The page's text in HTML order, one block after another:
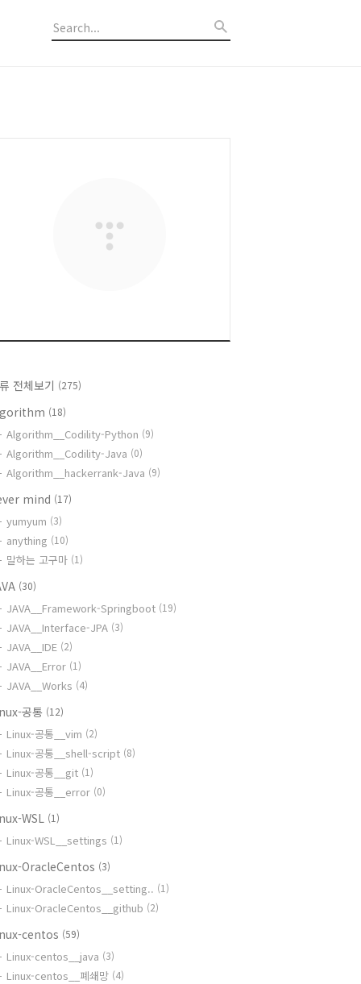
전체보기 (275)
(18)
Algorithm__Codility-Python (9)
Algorithm__Codility-Java (0)
Algorithm__hackerrank-Java (9)
mind (17)
yumyum (3)
anything (10)
말하는 고구마 (1)
(30)
JAVA__Framework-Springboot (19)
JAVA__Interface-JPA (3)
JAVA__IDE (2)
JAVA__Error (1)
JAVA__Works (4)
공통 (12)
Linux-공통__vim (2)
Linux-공통__shell-script (8)
Linux-공통__git (1)
Linux-공통__error (0)
WSL (1)
Linux-WSL__settings (1)
OracleCentos (3)
Linux-OracleCentos__setting.. (1)
Linux-OracleCentos__github (2)
centos (59)
Linux-centos__java (3)
Linux-centos__폐쇄망 (4)